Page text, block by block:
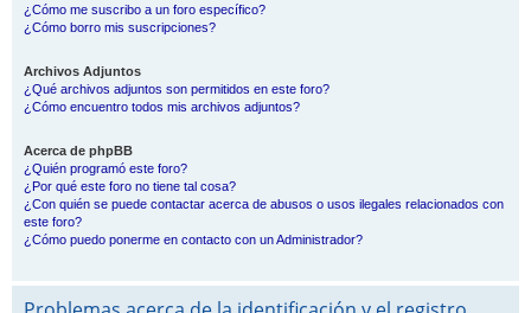
¿Cómo me suscribo a un foro específico?
¿Cómo borro mis suscripciones?
Archivos Adjuntos
¿Qué archivos adjuntos son permitidos en este foro?
¿Cómo encuentro todos mis archivos adjuntos?
Acerca de phpBB
¿Quién programó este foro?
¿Por qué este foro no tiene tal cosa?
¿Con quién se puede contactar acerca de abusos o usos ilegales relacionados con
este foro?
¿Cómo puedo ponerme en contacto con un Administrador?